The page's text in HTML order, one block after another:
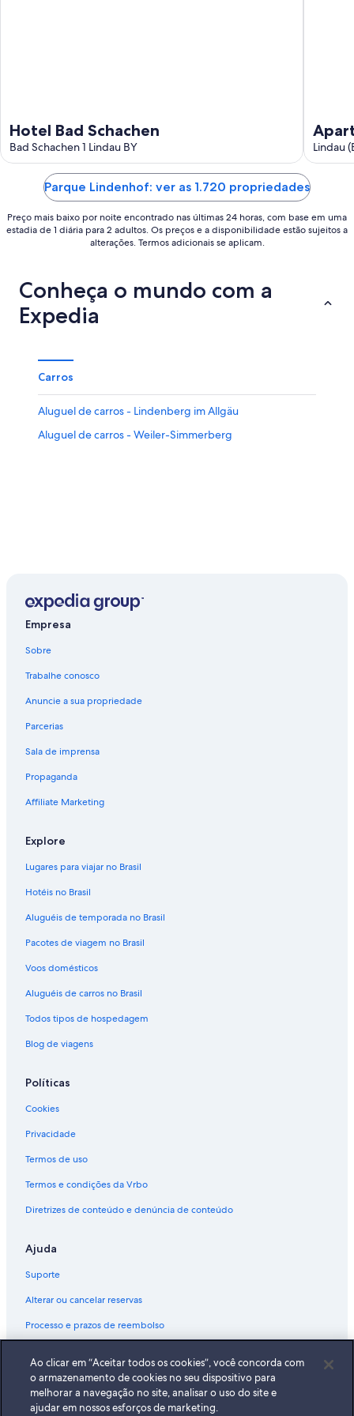
Hotel Bad Schachen
Bad Schachen 1 Lindau BY Lindau
Parque Lindenhof: ver as 1.720 propriedades
Preço mais baixo por noite encontrado nas últimas 24 horas, com base em uma
estadia de 1 diária para 2 adultos. Os preços e a disponibilidade estão sujeitos a
alterações. Termos adicionais se aplicam.
Conheça o mundo com a
Expedia
Carros
Aluguel de carros - Lindenberg im Allgäu
Aluguel de carros - Weiler-Simmerberg
Empresa
Sobre
Trabalhe conosco
Anuncie a sua propriedade
Parcerias
Sala de imprensa
Propaganda
Affiliate Marketing
Explore
Lugares para viajar no Brasil
Hotéis no Brasil
Aluguéis de temporada no Brasil
Pacotes de viagem no Brasil
Voos domésticos
Aluguéis de carros no Brasil
Todos tipos de hospedagem
Blog de viagens
Políticas
Cookies
Privacidade
Termos de uso
Termos e condições da Vrbo
Diretrizes de conteúdo e denúncia de conteúdo
Ajuda
Suporte
Alterar ou cancelar reservas
Processo e prazos de reembolso
Documentos para viagens internacionais
Ao clicar em “Aceitar todos os cookies”, você concorda com
o armazenamento de cookies no seu dispositivo para
melhorar a navegação no site, analisar o uso do site e
ajudar em nossos esforços de marketing.